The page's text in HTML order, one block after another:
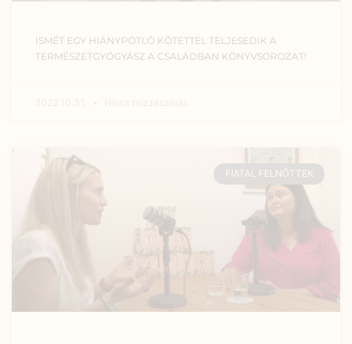
ISMÉT EGY HIÁNYPÓTLÓ KÖTETTEL TELJESEDIK A
TERMÉSZETGYÓGYÁSZ A CSALÁDBAN KÖNYVSOROZAT!
FIATAL FELNŐTTEK